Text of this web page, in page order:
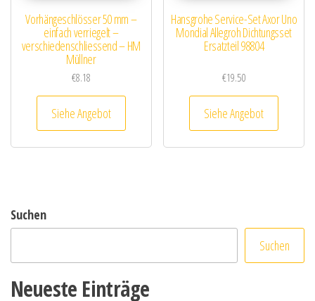
Vorhängeschlösser 50 mm –
einfach verriegelt –
verschiedenschliessend – HM
Müllner
€8.18
Siehe Angebot
Hansgrohe Service-Set Axor Uno
Mondial Allegroh Dichtungsset
Ersatzteil 98804
€19.50
Siehe Angebot
Suchen
Suchen
Neueste Einträge